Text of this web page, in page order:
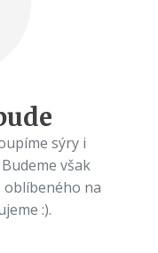
sýry i
však
oblíbeného na
:).